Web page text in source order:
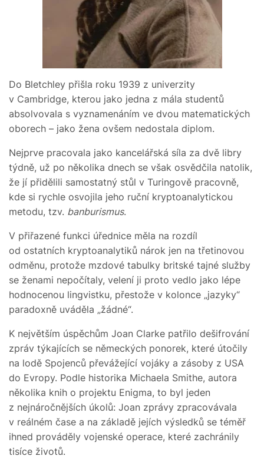
Do Bletchley přišla roku 1939 z univerzity
v Cambridge, kterou jako jedna z mála studentů
absolvovala s vyznamenáním ve dvou matematických
oborech – jako žena ovšem nedostala diplom.
Nejprve pracovala jako kancelářská síla za dvě libry
týdně, už po několika dnech se však osvědčila natolik,
že jí přidělili samostatný stůl v Turingově pracovně,
kde si rychle osvojila jeho ruční kryptoanalytickou
metodu, tzv. banburismus.
V přiřazené funkci úřednice měla na rozdíl
od ostatních kryptoanalytiků nárok jen na třetinovou
odměnu, protože mzdové tabulky britské tajné služby
se ženami nepočítaly, velení ji proto vedlo jako lépe
hodnocenou lingvistku, přestože v kolonce „jazyky“
paradoxně uváděla „žádné“.
K největším úspěchům Joan Clarke patřilo dešifrování
zpráv týkajících se německých ponorek, které útočily
na lodě Spojenců převážející vojáky a zásoby z USA
do Evropy. Podle historika Michaela Smithe, autora
několika knih o projektu Enigma, to byl jeden
z nejnáročnějších úkolů: Joan zprávy zpracovávala
v reálném čase a na základě jejích výsledků se téměř
ihned prováděly vojenské operace, které zachránily
tisíce životů.